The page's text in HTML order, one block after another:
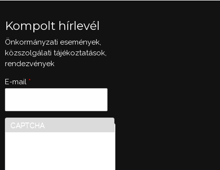
Kompolt hírlevél
Önkormányzati események,
közszolgálati tájékoztatások,
rendezvények
E-mail *
CAPTCHA